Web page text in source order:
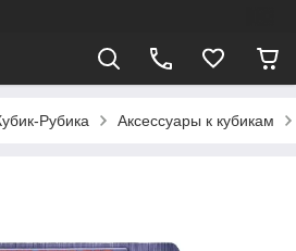
Рубика Аксессуары к кубикам